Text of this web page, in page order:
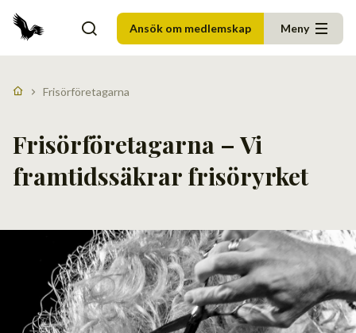
Ansök om medlemskap Meny
Frisörföretagarna
Frisörföretagarna – Vi
framtidssäkrar frisöryrket